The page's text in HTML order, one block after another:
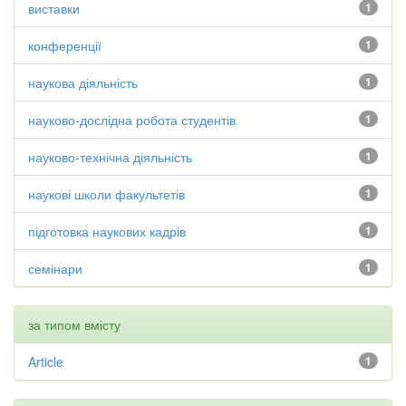
1
виставки
1
конференції
1
наукова діяльність
1
науково-дослідна робота студентів
1
науково-технічна діяльність
1
наукові школи факультетів
1
підготовка наукових кадрів
1
семінари
за типом вмісту
1
Article